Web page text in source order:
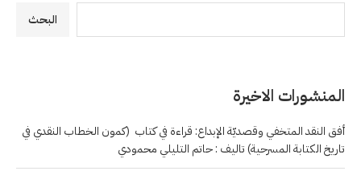
البحث
المنشورات الاخيرة
أفق النقد المتخفي وقصديّة الإبداع: قراءة في كتاب (كمون الخطاب النقدي في
تاريخ الكتابة المسرحية) تاليف : حاتم التليلي محمودي